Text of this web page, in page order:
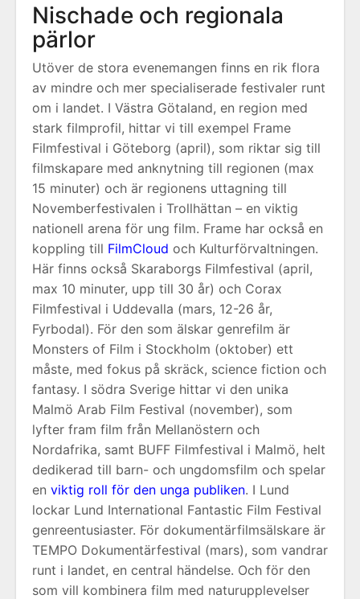
Nischade och regionala
pärlor
Utöver de stora evenemangen finns en rik flora
av mindre och mer specialiserade festivaler runt
om i landet. I Västra Götaland, en region med
stark filmprofil, hittar vi till exempel Frame
Filmfestival i Göteborg (april), som riktar sig till
filmskapare med anknytning till regionen (max
15 minuter) och är regionens uttagning till
Novemberfestivalen i Trollhättan – en viktig
nationell arena för ung film. Frame har också en
koppling till FilmCloud och Kulturförvaltningen.
Här finns också Skaraborgs Filmfestival (april,
max 10 minuter, upp till 30 år) och Corax
Filmfestival i Uddevalla (mars, 12-26 år,
Fyrbodal). För den som älskar genrefilm är
Monsters of Film i Stockholm (oktober) ett
måste, med fokus på skräck, science fiction och
fantasy. I södra Sverige hittar vi den unika
Malmö Arab Film Festival (november), som
lyfter fram film från Mellanöstern och
Nordafrika, samt BUFF Filmfestival i Malmö, helt
dedikerad till barn- och ungdomsfilm och spelar
en viktig roll för den unga publiken. I Lund
lockar Lund International Fantastic Film Festival
genreentusiaster. För dokumentärfilmsälskare är
TEMPO Dokumentärfestival (mars), som vandrar
runt i landet, en central händelse. Och för den
som vill kombinera film med naturupplevelser